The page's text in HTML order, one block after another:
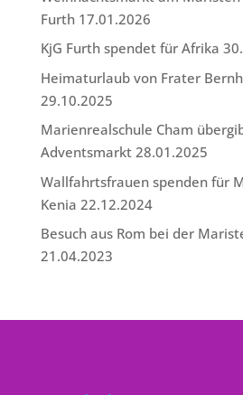
Furth 17.01.2026
KjG Furth spendet für Afrika
Heimaturlaub von Frater
29.10.2025
Marienrealschule Cham
Adventsmarkt 28.01.2025
Wallfahrtsfrauen spenden für
Kenia 22.12.2024
Besuch aus Rom bei der
21.04.2023